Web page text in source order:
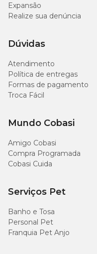
Expansão
Realize sua denúncia
Dúvidas
Atendimento
Política de entregas
Formas de pagamento
Troca Fácil
Mundo Cobasi
Amigo Cobasi
Compra Programada
Cobasi Cuida
Serviços Pet
Banho e Tosa
Personal Pet
Franquia Pet Anjo